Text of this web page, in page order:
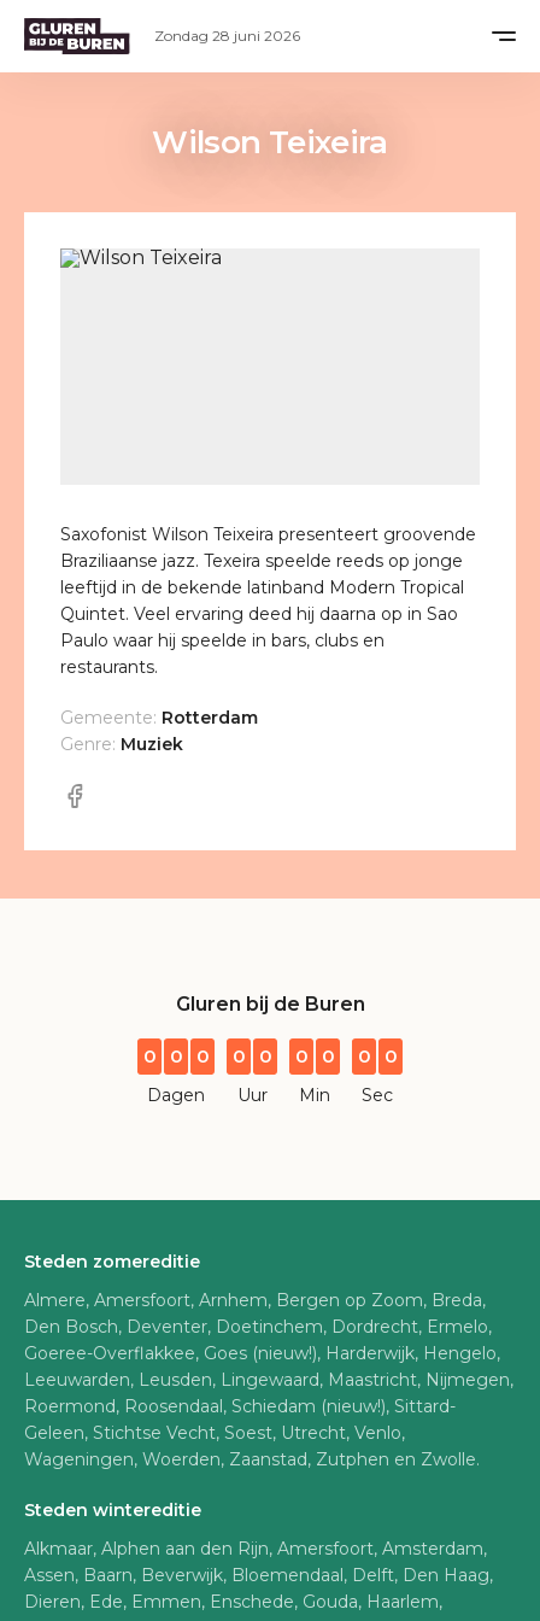
Wilson Teixeira
Saxofonist Wilson Teixeira presenteert groovende
Braziliaanse jazz. Texeira speelde reeds op jonge
leeftijd in de bekende latinband Modern Tropical
Quintet. Veel ervaring deed hij daarna op in Sao
Paulo waar hij speelde in bars, clubs en
restaurants.
Gemeente: Rotterdam
Genre: Muziek
Gluren bij de Buren
0 0 0
Dagen
0 0
Uur
0 0
Min
0 0
Sec
Steden zomereditie
Almere, Amersfoort, Arnhem, Bergen op Zoom, Breda,
Den Bosch, Deventer, Doetinchem, Dordrecht, Ermelo,
Goeree-Overflakkee, Goes (nieuw!), Harderwijk, Hengelo,
Leeuwarden, Leusden, Lingewaard, Maastricht, Nijmegen,
Roermond, Roosendaal, Schiedam (nieuw!), Sittard-
Geleen, Stichtse Vecht, Soest, Utrecht, Venlo,
Wageningen, Woerden, Zaanstad, Zutphen en Zwolle.
Steden wintereditie
Alkmaar, Alphen aan den Rijn, Amersfoort, Amsterdam,
Assen, Baarn, Beverwijk, Bloemendaal, Delft, Den Haag,
Dieren, Ede, Emmen, Enschede, Gouda, Haarlem,
Zondag 28 juni 2026